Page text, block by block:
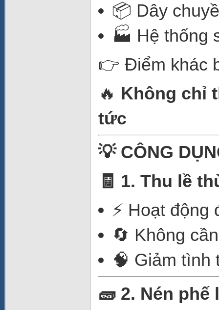
📦 Dây
🏭 Hệ thống
👉 Điểm khác
🔥 Không chỉ
tức
💡 CÔNG
🧾 1. Thu lề
⚡ Hoạt
🔄 Không
🧠 Giảm tình
🧱 2. Nén